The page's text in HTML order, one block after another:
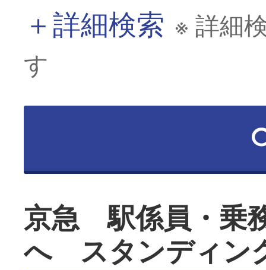
＋詳細検索 ※ 詳細
す
京急 駅係員・乗
へ スタンディン